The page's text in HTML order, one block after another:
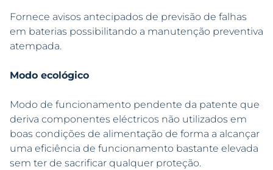
Fornece avisos antecipados de previsão de falhas
em baterias possibilitando a manutenção preventiva
atempada.
Modo ecológico
Modo de funcionamento pendente da patente que
deriva componentes eléctricos não utilizados em
boas condições de alimentação de forma a alcançar
uma eficiência de funcionamento bastante elevada
sem ter de sacrificar qualquer proteção.